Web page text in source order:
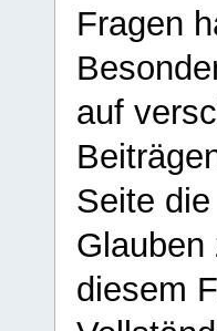
Fragen
auf
Seite
Glauben
diesem